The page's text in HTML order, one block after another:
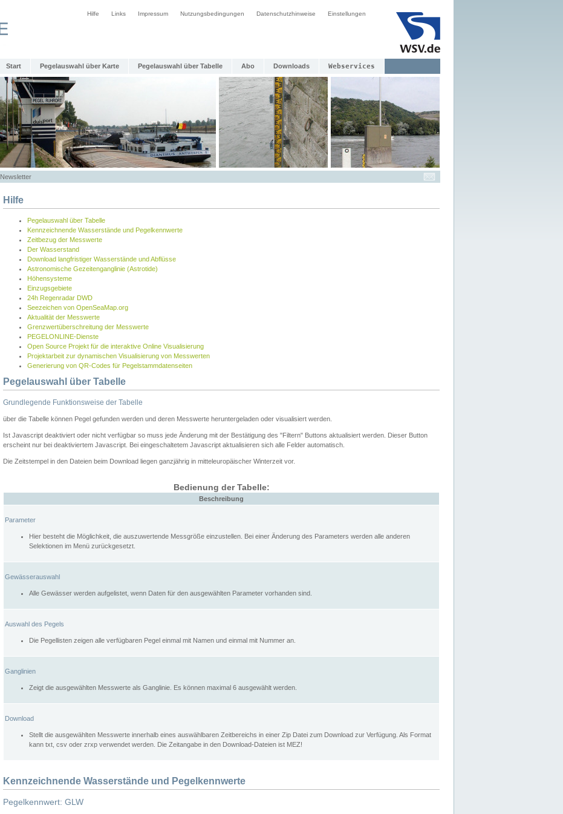
Hilfe Links Impressum Nutzungsbedingungen Datenschutzhinweise Einstellungen
Start Pegelauswahl über Karte Pegelauswahl über Tabelle Abo Downloads Webservices
Newsletter
Hilfe
Pegelauswahl über Tabelle
Kennzeichnende Wasserstände und Pegelkennwerte
Zeitbezug der Messwerte
Der Wasserstand
Download langfristiger Wasserstände und Abflüsse
Astronomische Gezeitenganglinie (Astrotide)
Höhensysteme
Einzugsgebiete
24h Regenradar DWD
Seezeichen von OpenSeaMap.org
Aktualität der Messwerte
Grenzwertüberschreitung der Messwerte
PEGELONLINE-Dienste
Open Source Projekt für die interaktive Online Visualisierung
Projektarbeit zur dynamischen Visualisierung von Messwerten
Generierung von QR-Codes für Pegelstammdatenseiten
Pegelauswahl über Tabelle
Grundlegende Funktionsweise der Tabelle
über die Tabelle können Pegel gefunden werden und deren Messwerte heruntergeladen oder visualisiert werden.
Ist Javascript deaktiviert oder nicht verfügbar so muss jede Änderung mit der Bestätigung des "Filtern" Buttons aktualisiert werden. Dieser Button
erscheint nur bei deaktiviertem Javascript. Bei eingeschaltetem Javascript aktualisieren sich alle Felder automatisch.
Die Zeitstempel in den Dateien beim Download liegen ganzjährig in mitteleuropäischer Winterzeit vor.
Bedienung der Tabelle:
Beschreibung
Parameter
Hier besteht die Möglichkeit, die auszuwertende Messgröße einzustellen. Bei einer Änderung des Parameters werden alle anderen
Selektionen im Menü zurückgesetzt.
Gewässerauswahl
Alle Gewässer werden aufgelistet, wenn Daten für den ausgewählten Parameter vorhanden sind.
Auswahl des Pegels
Die Pegellisten zeigen alle verfügbaren Pegel einmal mit Namen und einmal mit Nummer an.
Ganglinien
Zeigt die ausgewählten Messwerte als Ganglinie. Es können maximal 6 ausgewählt werden.
Download
Stellt die ausgewählten Messwerte innerhalb eines auswählbaren Zeitbereichs in einer Zip Datei zum Download zur Verfügung. Als Format
kann txt, csv oder zrxp verwendet werden. Die Zeitangabe in den Download-Dateien ist MEZ!
Kennzeichnende Wasserstände und Pegelkennwerte
Pegelkennwert: GLW